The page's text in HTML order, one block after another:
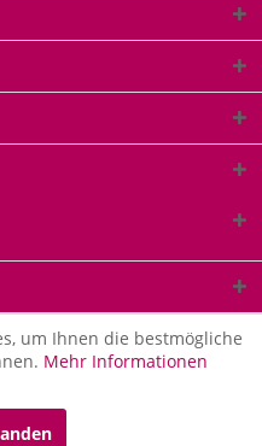
um Ihnen die bestmögliche
Mehr Informationen